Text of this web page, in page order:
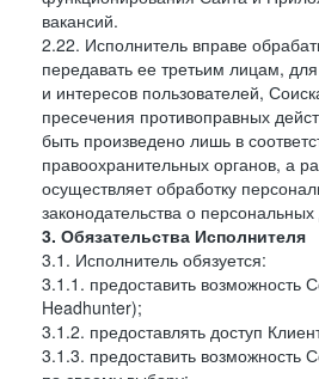
вакансий.
2.22. Исполнитель вправе
передавать ее третьим лицам,
и интересов пользователей,
пресечения противоправных
быть произведено лишь в
правоохранительных органов, а
осуществляет обработку
законодательства о
3. Обязательства Исполнителя
3.1. Исполнитель обязуется:
3.1.1. предоставить возможность
Headhunter);
3.1.2. предоставлять доступ
3.1.3. предоставить возможность